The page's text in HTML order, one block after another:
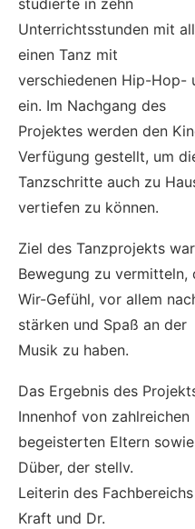
studierte in zehn
Unterrichtsstunden mit
einen Tanz mit
verschiedenen Hip-Hop-
ein. Im Nachgang des
Projektes werden den
Verfügung gestellt, um
Tanzschritte auch zu
vertiefen zu können.
Ziel des Tanzprojekts
Bewegung zu vermitteln,
Wir-Gefühl, vor allem
stärken und Spaß an der
Musik zu haben.
Das Ergebnis des
Innenhof von zahlreichen
begeisterten Eltern
Düber, der stellv.
Leiterin des
Kraft und Dr.